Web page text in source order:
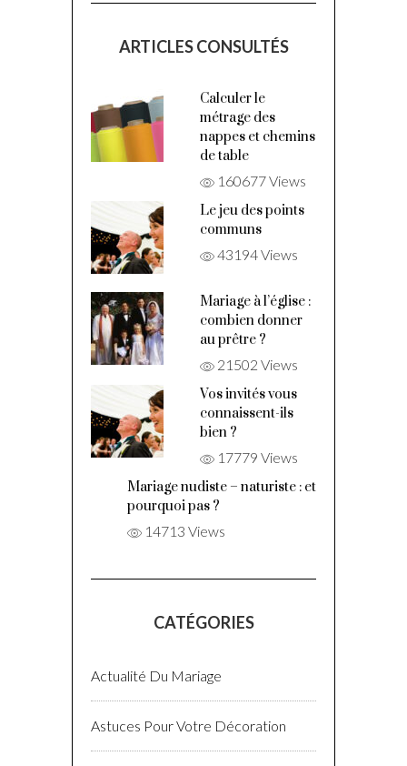
ARTICLES CONSULTÉS
Calculer le
métrage des
nappes et chemins
de table
160677 Views
Le jeu des points
communs
43194 Views
Mariage à l’église :
combien donner
au prêtre ?
21502 Views
Vos invités vous
connaissent-ils
bien ?
17779 Views
Mariage nudiste – naturiste : et
pourquoi pas ?
14713 Views
CATÉGORIES
Actualité Du Mariage
Astuces Pour Votre Décoration